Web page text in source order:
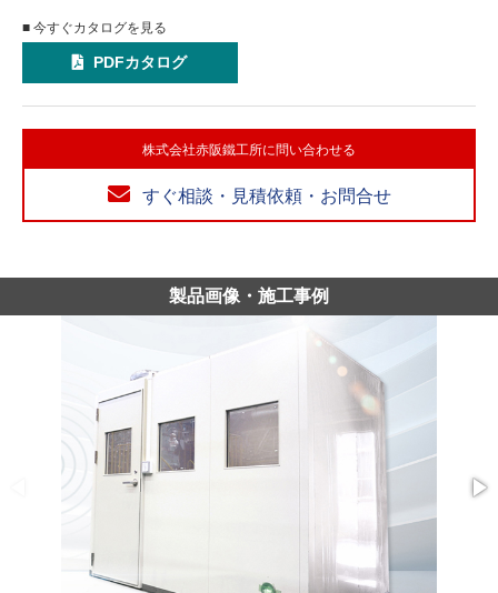
■ 今すぐカタログを見る
PDFカタログ
株式会社赤阪鐵工所に問い合わせる
すぐ相談・見積依頼・お問合せ
製品画像・施工事例